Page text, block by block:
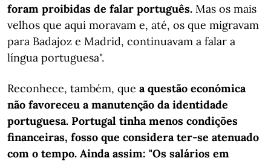
foram proibidas de falar português. Mas os mais
velhos que aqui moravam e, até, os que migravam
para Badajoz e Madrid, continuavam a falar a
língua portuguesa".
Reconhece, também, que a questão económica
não favoreceu a manutenção da identidade
portuguesa. Portugal tinha menos condições
financeiras, fosso que considera ter-se atenuado
com o tempo. Ainda assim: "Os salários em